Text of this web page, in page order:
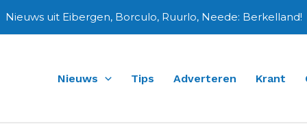
Nieuws uit Eibergen, Borculo, Ruurlo, Neede: Berkelland!
Nieuws Tips Adverteren Krant